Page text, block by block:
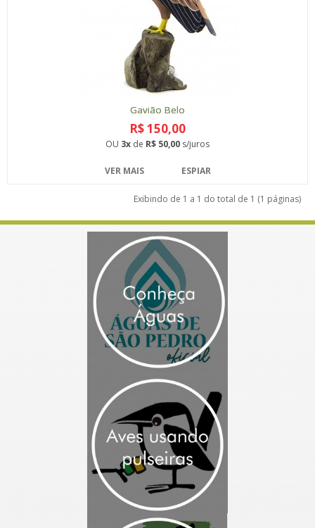
Gavião Belo
R$ 150,00
OU 3x de R$ 50,00 s/juros
VER MAIS ESPIAR
Exibindo de 1 a 1 do total de 1 (1 páginas)